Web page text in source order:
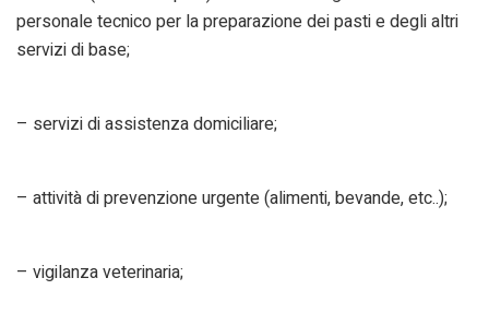
personale tecnico per la preparazione dei pasti e degli altri
servizi di base;
– servizi di assistenza domiciliare;
– attività di prevenzione urgente (alimenti, bevande, etc..);
– vigilanza veterinaria;